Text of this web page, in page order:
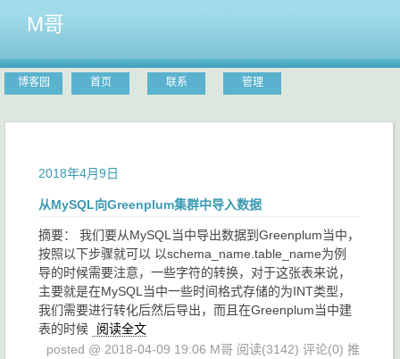
M哥
博客园 首页 联系 管理
2018年4月9日
从MySQL向Greenplum集群中导入数据
摘要： 我们要从MySQL当中导出数据到Greenplum当中，
按照以下步骤就可以 以schema_name.table_name为例
导的时候需要注意，一些字符的转换，对于这张表来说，
主要就是在MySQL当中一些时间格式存储的为INT类型，
我们需要进行转化后然后导出，而且在Greenplum当中建
表的时候
阅读全文
posted @ 2018-04-09 19:06 M哥 阅读(3142) 评论(0) 推